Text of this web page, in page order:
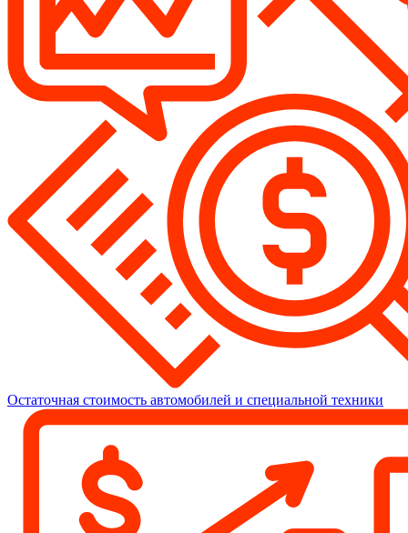
Остаточная стоимость автомобилей и специальной техники